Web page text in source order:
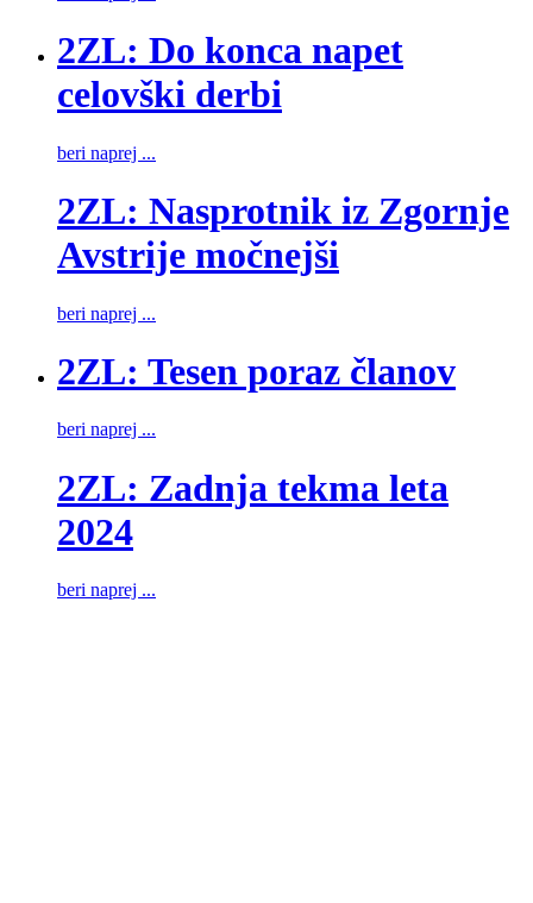
2ZL: Do konca napet
celovški derbi
beri naprej ...
2ZL: Nasprotnik iz Zgornje
Avstrije močnejši
beri naprej ...
2ZL: Tesen poraz članov
beri naprej ...
2ZL: Zadnja tekma leta
2024
beri naprej ...